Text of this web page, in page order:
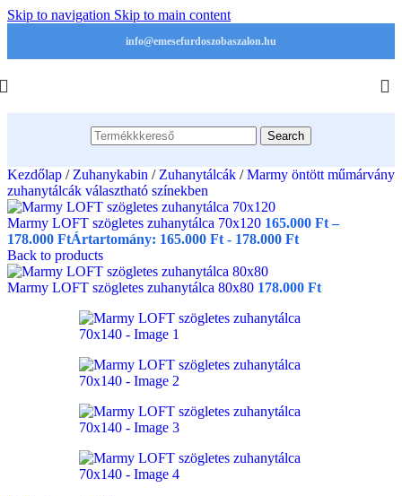
Skip to navigation Skip to main content
info@emesefurdoszobaszalon.hu
Search
Kezdőlap / Zuhanykabin / Zuhanytálcák / Marmy öntött műmárvány
zuhanytálcák választható színekben
Marmy LOFT szögletes zuhanytálca 70x120 165.000 Ft –
178.000 FtÁrtartomány: 165.000 Ft - 178.000 Ft
Back to products
Marmy LOFT szögletes zuhanytálca 80x80 178.000 Ft